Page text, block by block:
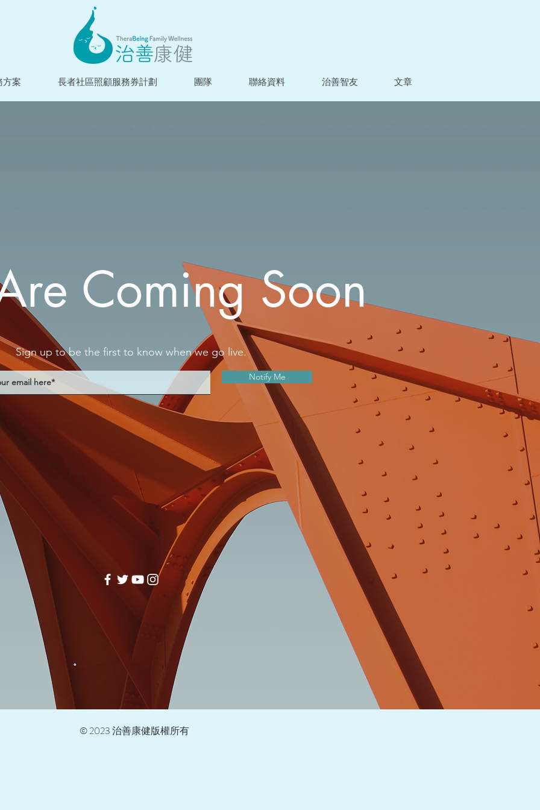
方案 長者社區照顧服務券計劃 團隊 聯絡資料 治善智友 文章
Coming Soon
Sign up to be the first to know when we go live.
Notify Me
© 2023 治善康健版權所有